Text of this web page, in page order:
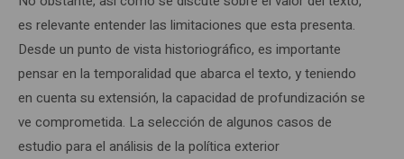
es relevante entender las limitaciones que esta presenta.
Desde un punto de vista historiográfico, es importante
pensar en la temporalidad que abarca el texto, y teniendo
en cuenta su extensión, la capacidad de profundización se
ve comprometida. La selección de algunos casos de
estudio para el análisis de la política exterior